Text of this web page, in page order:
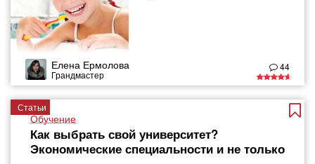
Елена Ермолова
Грандмастер
44
Статьи
Обучение
Как выбрать свой университет?
Экономические специальности и не только